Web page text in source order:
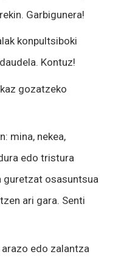
Garbigunera!
konpultsiboki
Kontuz!
gozatzeko
mina, nekea,
edo tristura
guretzat osasuntsua
ari gara. Senti
edo zalantza